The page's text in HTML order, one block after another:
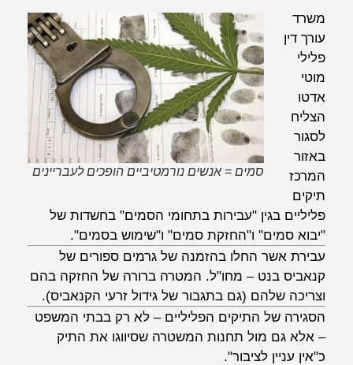
סמים = אנשים נורמטיביים הופכים לעבריינים
משרד
עורך דין
פלילי
מוטי
אדטו
הצליח
לסגור
באזור
המרכז
תיקים
פליליים בגין "עבירות בתחומי הסמים" בחשדות של
"יבוא סמים" ו"החזקת סמים" ו"שימוש בסמים".
עבירת אשר החלו בהזמנה של גרמים ספורים של
קנאביס בנט – מחו"ל. המטרה ברורה של החזקה בהם
וצריכה שלהם (גם בתגבור של גידול זרעי הקנאביס).
הסגירה של התיקים הפליליים – לא רק בבתי המשפט
– אלא גם מול תחנות המשטרה שסיווגו את התיק
כ"אין עניין לציבור".